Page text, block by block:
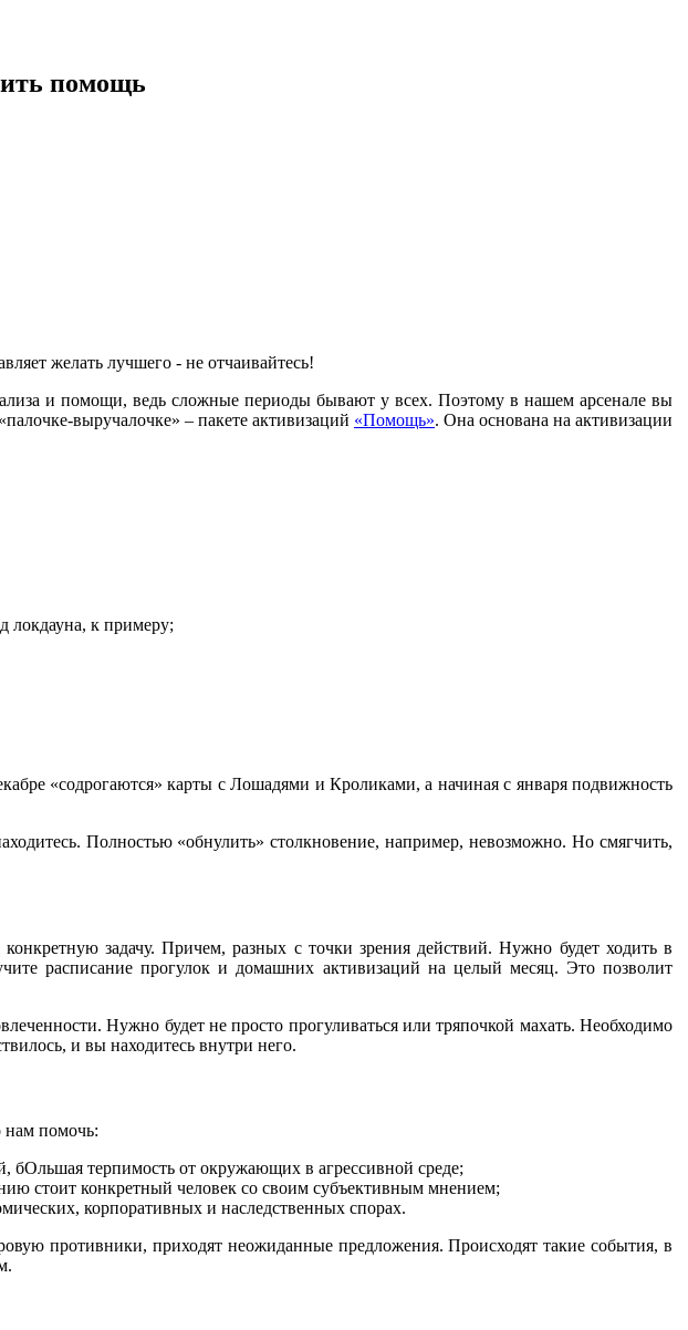
помощь
желать лучшего - не отчаивайтесь!
и помощи, ведь сложные периоды бывают у всех. Поэтому в нашем арсенале вы
выручалочке» – пакете активизаций «Помощь». Она основана на активизации
локдауна, к примеру;
«содрогаются» карты с Лошадями и Кроликами, а начиная с января подвижность
Полностью «обнулить» столкновение, например, невозможно. Но смягчить,
задачу. Причем, разных с точки зрения действий. Нужно будет ходить в
расписание прогулок и домашних активизаций на целый месяц. Это позволит
Нужно будет не просто прогуливаться или тряпочкой махать. Необходимо
и вы находитесь внутри него.
нам помочь:
бОльшая терпимость от окружающих в агрессивной среде;
стоит конкретный человек со своим субъективным мнением;
корпоративных и наследственных спорах.
противники, приходят неожиданные предложения. Происходят такие события, в